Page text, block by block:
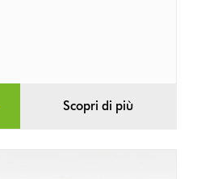
Scopri di più